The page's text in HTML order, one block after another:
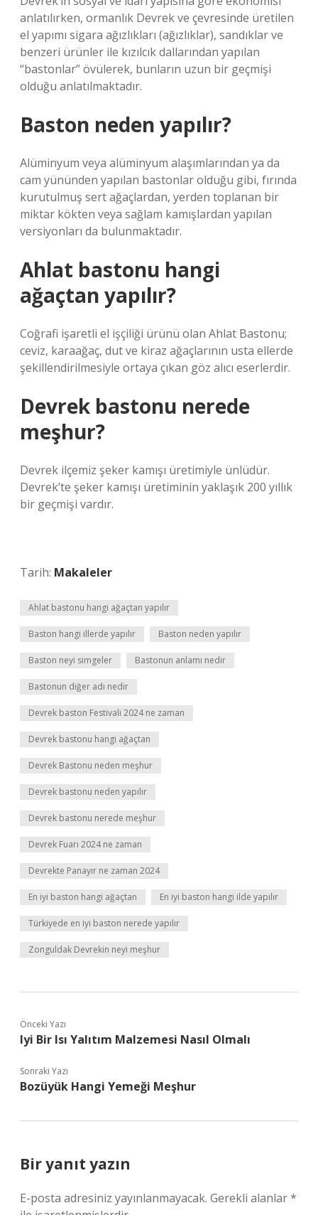
anlatılırken, ormanlık Devrek ve çevresinde üretilen
el yapımı sigara ağızlıkları (ağızlıklar), sandıklar ve
benzeri ürünler ile kızılcık dallarından yapılan
“bastonlar” övülerek, bunların uzun bir geçmişi
olduğu anlatılmaktadır.
Baston neden yapılır?
Alüminyum veya alüminyum alaşımlarından ya da
cam yününden yapılan bastonlar olduğu gibi, fırında
kurutulmuş sert ağaçlardan, yerden toplanan bir
miktar kökten veya sağlam kamışlardan yapılan
versiyonları da bulunmaktadır.
Ahlat bastonu hangi
ağaçtan yapılır?
Coğrafi işaretli el işçiliği ürünü olan Ahlat Bastonu;
ceviz, karaağaç, dut ve kiraz ağaçlarının usta ellerde
şekillendirilmesiyle ortaya çıkan göz alıcı eserlerdir.
Devrek bastonu nerede
meşhur?
Devrek ilçemiz şeker kamışı üretimiyle ünlüdür.
Devrek’te şeker kamışı üretiminin yaklaşık 200 yıllık
bir geçmişi vardır.
Tarih: Makaleler
Ahlat bastonu hangi ağaçtan yapılır
Baston hangi illerde yapılır Baston neden yapılır
Baston neyi simgeler Bastonun anlamı nedir
Bastonun diğer adı nedir
Devrek baston Festivali 2024 ne zaman
Devrek bastonu hangi ağaçtan
Devrek Bastonu neden meşhur
Devrek bastonu neden yapılır
Devrek bastonu nerede meşhur
Devrek Fuarı 2024 ne zaman
Devrekte Panayır ne zaman 2024
En iyi baston hangi ağaçtan En iyi baston hangi ilde yapılır
Türkiyede en iyi baston nerede yapılır
Zonguldak Devrekin neyi meşhur
Önceki Yazı
Iyi Bir Isı Yalıtım Malzemesi Nasıl Olmalı
Sonraki Yazı
Bozüyük Hangi Yemeği Meşhur
Bir yanıt yazın
E-posta adresiniz yayınlanmayacak. Gerekli alanlar*